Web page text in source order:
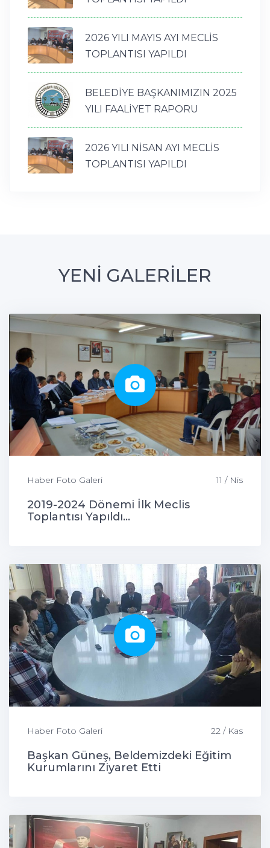
2026 YILI MAYIS AYI MECLİS
TOPLANTISI YAPILDI
BELEDİYE BAŞKANIMIZIN 2025
YILI FAALİYET RAPORU
2026 YILI NİSAN AYI MECLİS
TOPLANTISI YAPILDI
YENİ GALERİLER
Haber Foto Galeri 11 / Nis
2019-2024 Dönemi İlk Meclis
Toplantısı Yapıldı...
Haber Foto Galeri 22 / Kas
Başkan Güneş, Beldemizdeki Eğitim
Kurumlarını Ziyaret Etti